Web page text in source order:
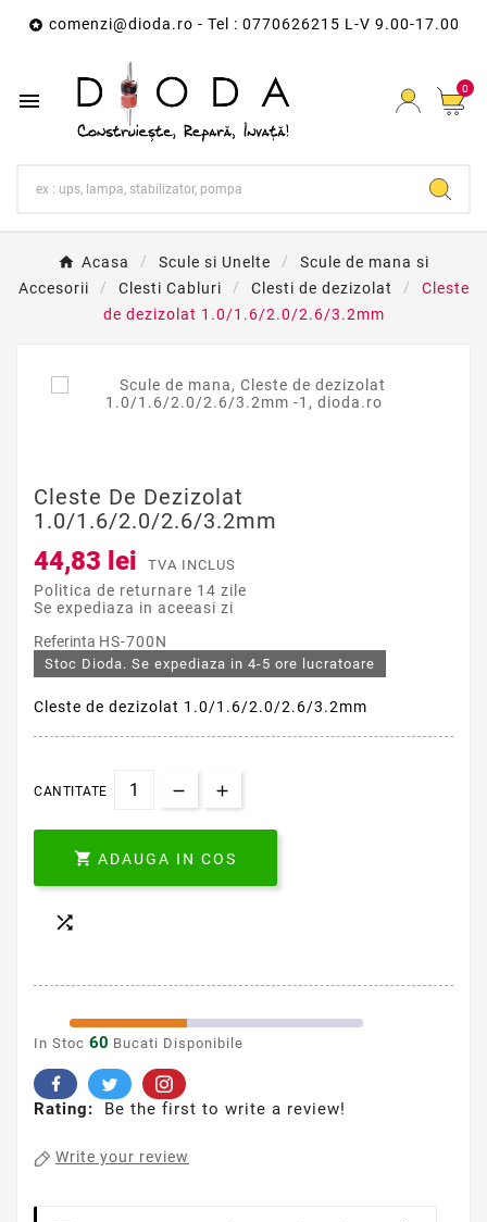
 comenzi@dioda.ro - Tel : 0770626215 L-V 9.00-17.00
 0
Acasa Scule si Unelte
Scule de mana si
Accesorii
Clesti Cabluri Clesti de dezizolat
Cleste
de dezizolat 1.0/1.6/2.0/2.6/3.2mm
Cleste De Dezizolat
1.0/1.6/2.0/2.6/3.2mm
44,83 lei TVA INCLUS
Politica de returnare 14 zile
Se expediaza in aceeasi zi
Referinta HS-700N
Stoc Dioda. Se expediaza in 4-5 ore lucratoare
Cleste de dezizolat 1.0/1.6/2.0/2.6/3.2mm
CANTITATE
 ADAUGA IN COS

In Stoc 60 Bucati Disponibile
Rating: Be the first to write a review!
Write your review